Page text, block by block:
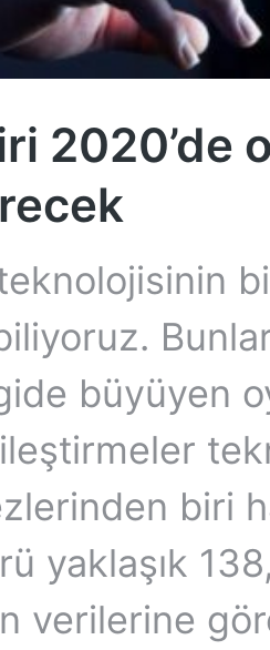
2020’de
büyüyen
biri
yaklaşık
verilerine